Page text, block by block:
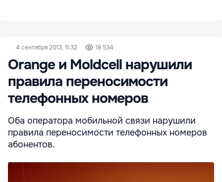
4 сентября 2013, 11:32 18 534
Orange и Moldcell нарушили
правила переносимости
телефонных номеров
Оба оператора мобильной связи нарушили
правила переносимости телефонных номеров
абонентов.